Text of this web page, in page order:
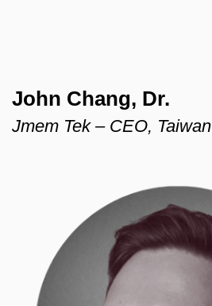
John Chang, Dr.
Jmem Tek – CEO, Taiwan